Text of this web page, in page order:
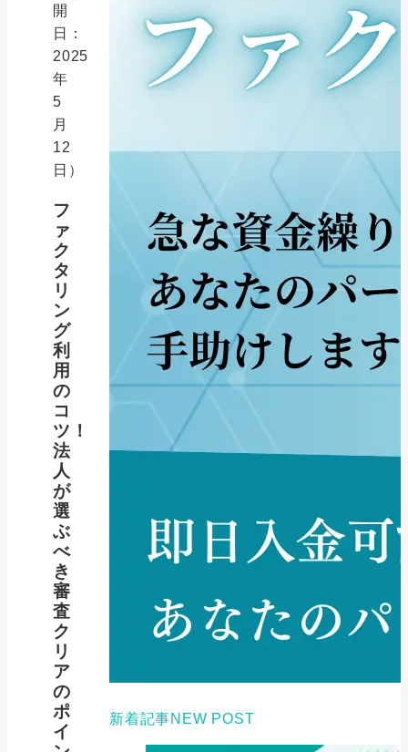
開
日：
2025
年
5
月
12
日）
フ
ァ
ク
タ
リ
ン
グ
利
用
の
コ
ツ！
法
人
が
選
ぶ
べ
き
審
査
ク
リ
ア
の
ポ
イ
新着記事NEW POST